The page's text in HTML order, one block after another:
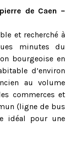
de Caen –
et recherché à
minutes du
bourgeoise en
d’environ
au volume
commerces et
(ligne de bus
idéal pour une